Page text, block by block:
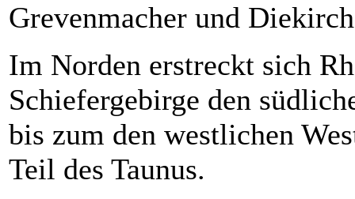
Grevenmacher und
Im Norden erstreckt sich
Schiefergebirge den
bis zum den westlichen
Teil des Taunus.